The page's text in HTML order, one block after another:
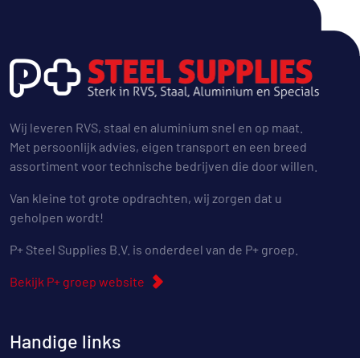
Wij leveren RVS, staal en aluminium snel en op maat.
Met persoonlijk advies, eigen transport en een breed
assortiment voor technische bedrijven die door willen.
Van kleine tot grote opdrachten, wij zorgen dat u
geholpen wordt!
P+ Steel Supplies B.V. is onderdeel van de P+ groep.
Bekijk P+ groep website
Handige links